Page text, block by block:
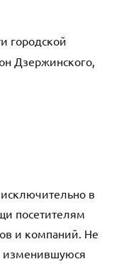
городской
Дзержинского,
в
посетителям
и компаний. Не
изменившуюся